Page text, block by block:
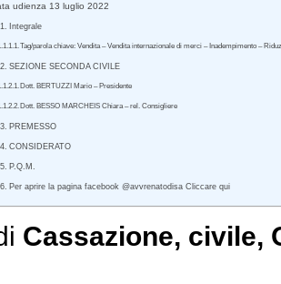
udienza 13 luglio 2022
Integrale
Tag/parola chiave: Vendita – Vendita internazionale di merci – Inadempimento –
SEZIONE SECONDA CIVILE
Dott. BERTUZZI Mario – Presidente
Dott. BESSO MARCHEIS Chiara – rel. Consigliere
PREMESSO
CONSIDERATO
P.Q.M.
Per aprire la pagina facebook @avvrenatodisa Cliccare qui
Cassazione, civile,